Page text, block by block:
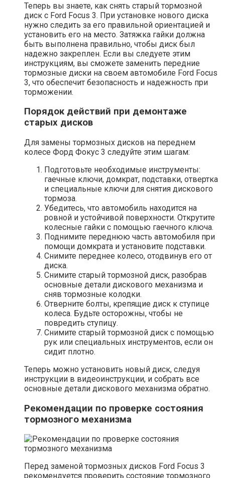
Теперь вы знаете, как снять старый тормозной
диск с Ford Focus 3. При установке нового диска
нужно следить за его правильной ориентацией и
установить его на место. Затяжка гайки должна
быть выполнена правильно, чтобы диск был
надежно закреплен. Если вы следуете этим
инструкциям, вы сможете заменить передние
тормозные диски на своем автомобиле Ford Focus
3, что обеспечит безопасность и надежность при
торможении.
Порядок действий при демонтаже
старых дисков
Для замены тормозных дисков на переднем
колесе Форд Фокус 3 следуйте этим шагам:
Подготовьте необходимые инструменты:
гаечные ключи, домкрат, подставки, отвертка
и специальные ключи для снятия дискового
тормоза.
Убедитесь, что автомобиль находится на
ровной и устойчивой поверхности. Открутите
колесные гайки с помощью гаечного ключа.
Поднимите переднюю часть автомобиля при
помощи домкрата и установите подставки.
Снимите переднее колесо, отодвинув его от
диска.
Снимите старый тормозной диск, разобрав
основные детали дискового механизма и
сняв тормозные колодки.
Отверните болты, крепящие диск к ступице
колеса. Будьте осторожны, чтобы не
повредить ступицу.
Снимите старый тормозной диск с помощью
рук или специальных инструментов, если он
сидит плотно.
Теперь можно установить новый диск, следуя
инструкции в видеоинструкции, и собрать все
основные детали дискового механизма обратно.
Рекомендации по проверке состояния
тормозного механизма
Перед заменой тормозных дисков Ford Focus 3
рекомендуется проверить состояние тормозного